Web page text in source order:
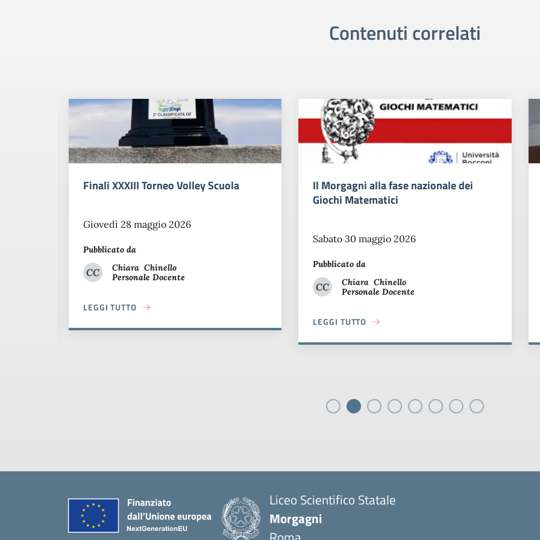
Contenuti correlati
L’UMANITÀ COME PREVENZIONE E CURA
La Fascia d’Oro al Coro del Morgagni
Venerdì 15 maggio 2026
Pubblicato da
CC
Chiara Chinello
Chiara Chinello
Personale Docente
LEGGI TUTTO
ABOUT LA FASCIA D’ORO AL CORO DEL MORGAGNI
Notte Bianca al Liceo Morgagni
Chiara Chinello
Chiara
Personale Docente
Liceo Scientifico Statale
Morgagni